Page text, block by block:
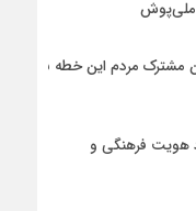
ملی‌پوش
مشترک مردم این خطه با
هویت فرهنگی و